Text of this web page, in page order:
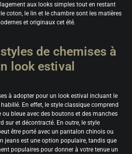
aux looks simples tout en restant
coton, le lin et le chambre sont les matières
et originaux cet été.
de chemises à
look estival
à adopter pour un look estival incluant le
En effet, le style classique comprend
bleue avec des boutons et des manches
sur et décontracté. En outre, le style
être porté avec un pantalon chinois ou
jeans est une option populaire, tandis que
populaires pour donner à votre tenue un